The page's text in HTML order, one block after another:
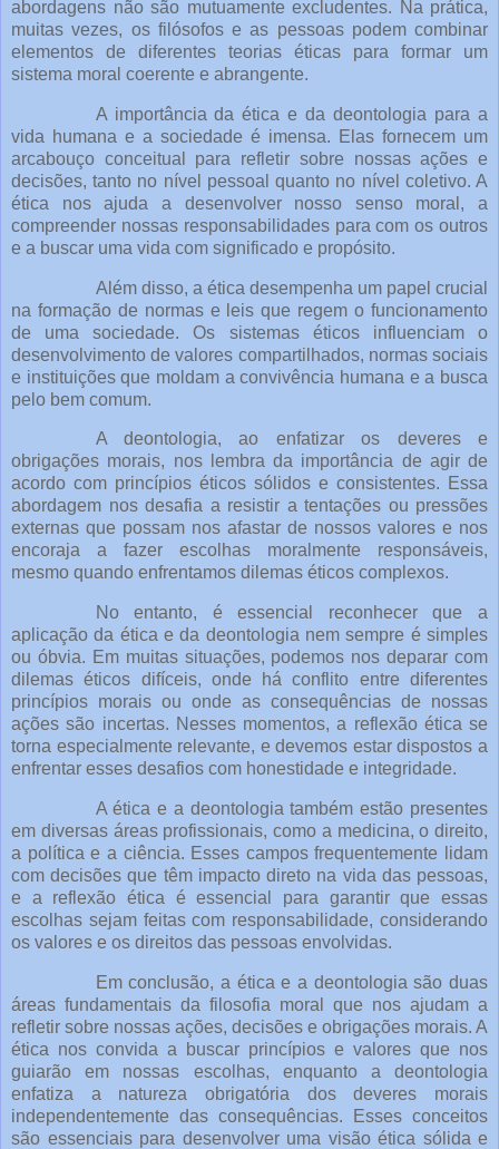
abordagens não são mutuamente excludentes. Na prática,
muitas vezes, os filósofos e as pessoas podem combinar
elementos de diferentes teorias éticas para formar um
sistema moral coerente e abrangente.
A importância da ética e da deontologia para a
vida humana e a sociedade é imensa. Elas fornecem um
arcabouço conceitual para refletir sobre nossas ações e
decisões, tanto no nível pessoal quanto no nível coletivo. A
ética nos ajuda a desenvolver nosso senso moral, a
compreender nossas responsabilidades para com os outros
e a buscar uma vida com significado e propósito.
Além disso, a ética desempenha um papel crucial
na formação de normas e leis que regem o funcionamento
de uma sociedade. Os sistemas éticos influenciam o
desenvolvimento de valores compartilhados, normas sociais
e instituições que moldam a convivência humana e a busca
pelo bem comum.
A deontologia, ao enfatizar os deveres e
obrigações morais, nos lembra da importância de agir de
acordo com princípios éticos sólidos e consistentes. Essa
abordagem nos desafia a resistir a tentações ou pressões
externas que possam nos afastar de nossos valores e nos
encoraja a fazer escolhas moralmente responsáveis,
mesmo quando enfrentamos dilemas éticos complexos.
No entanto, é essencial reconhecer que a
aplicação da ética e da deontologia nem sempre é simples
ou óbvia. Em muitas situações, podemos nos deparar com
dilemas éticos difíceis, onde há conflito entre diferentes
princípios morais ou onde as consequências de nossas
ações são incertas. Nesses momentos, a reflexão ética se
torna especialmente relevante, e devemos estar dispostos a
enfrentar esses desafios com honestidade e integridade.
A ética e a deontologia também estão presentes
em diversas áreas profissionais, como a medicina, o direito,
a política e a ciência. Esses campos frequentemente lidam
com decisões que têm impacto direto na vida das pessoas,
e a reflexão ética é essencial para garantir que essas
escolhas sejam feitas com responsabilidade, considerando
os valores e os direitos das pessoas envolvidas.
Em conclusão, a ética e a deontologia são duas
áreas fundamentais da filosofia moral que nos ajudam a
refletir sobre nossas ações, decisões e obrigações morais. A
ética nos convida a buscar princípios e valores que nos
guiarão em nossas escolhas, enquanto a deontologia
enfatiza a natureza obrigatória dos deveres morais
independentemente das consequências. Esses conceitos
são essenciais para desenvolver uma visão ética sólida e